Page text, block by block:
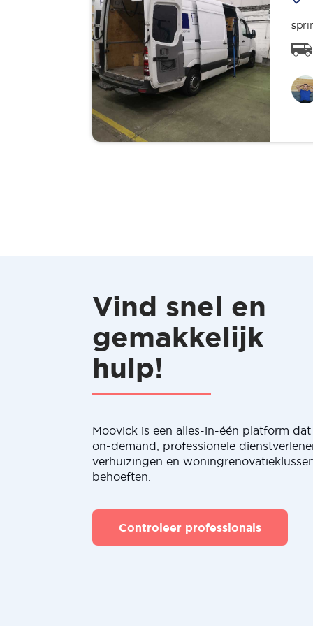
Vind snel en
gemakkelijk
hulp!
Moovick is een alles-in-één platform
on-demand, professionele
verhuizingen en
behoeften.
Controleer professionals